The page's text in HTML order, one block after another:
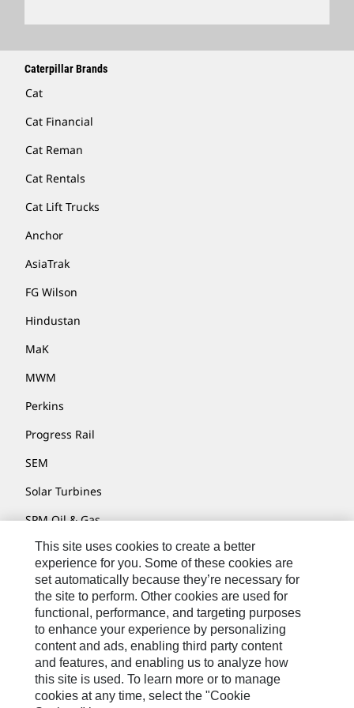
Caterpillar Brands
Cat
Cat Financial
Cat Reman
Cat Rentals
Cat Lift Trucks
Anchor
AsiaTrak
FG Wilson
Hindustan
MaK
MWM
Perkins
Progress Rail
SEM
Solar Turbines
SPM Oil & Gas
Turner Powertrain Systems
Contact
Site Map
Accessibility
Cookie Settings
This site uses cookies to create a better
experience for you. Some of these cookies are
set automatically because they’re necessary for
the site to perform. Other cookies are used for
functional, performance, and targeting purposes
to enhance your experience by personalizing
content and ads, enabling third party content
and features, and enabling us to analyze how
this site is used. To learn more or to manage
cookies at any time, select the "Cookie